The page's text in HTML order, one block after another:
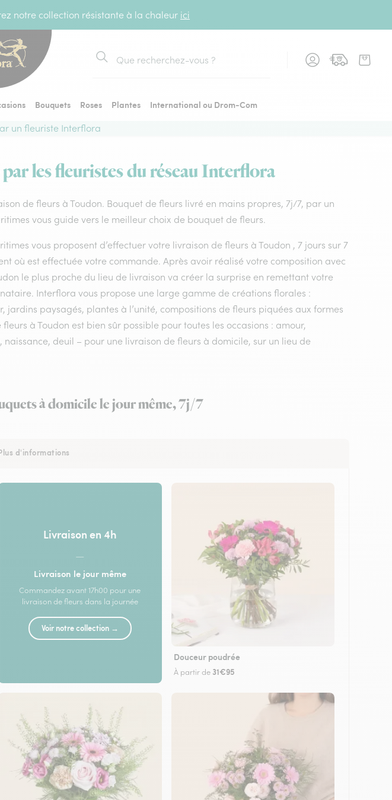
notre collection résistante à la chaleur ici
Rechercher
Bouquets Roses Plantes
International ou Drom-Com
un fleuriste Interflora
les fleuristes du réseau Interflora
de fleurs à Toudon. Bouquet de fleurs livré en mains propres, 7j/7, par un
vous guide vers le meilleur choix de bouquet de fleurs.
vous proposent d’effectuer votre livraison de fleurs à Toudon , 7 jours sur 7
où est effectuée votre commande. Après avoir réalisé votre composition avec
le plus proche du lieu de livraison va créer la surprise en remettant votre
Interflora vous propose une large gamme de créations florales :
jardins paysagés, plantes à l’unité, compositions de fleurs piquées aux formes
à Toudon est bien sûr possible pour toutes les occasions : amour,
deuil – pour une livraison de fleurs à domicile, sur un lieu de
à domicile le jour même, 7j/7
d'informations
Livraison en 4h
—
Livraison le jour même
Commandez avant 17h00 pour une
livraison de fleurs dans la journée
Voir notre collection →
Douceur poudrée
À partir de 31€95